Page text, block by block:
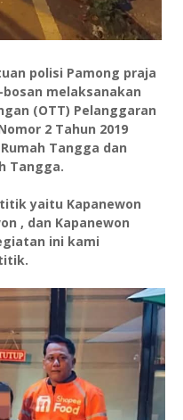
polisi Pamong praja
melaksanakan
(OTT) Pelanggaran
2 Tahun 2019
Tangga dan
Tangga.
yaitu Kapanewon
, dan Kapanewon
ini kami